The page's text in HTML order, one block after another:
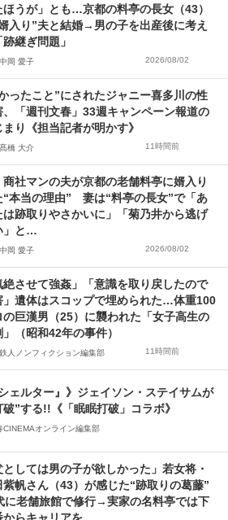
ほうが」とも…京都の料亭の長女（43）
入り”夫と結婚→男の子を出産後に考え
跡継ぎ問題」
中岡 愛子 2026/08/02
ったこと”にされたジャニー喜多川の性
、「週刊文春」33週キャンペーン報道の
まり《担当記者が明かす》
髙橋 大介 11時間前
商社マンの夫が京都の老舗料亭に婿入り
“本当の理由” 妻は“料亭の長女”で「あ
は跡取りやさかいに」「菊乃井から逃げ
」と…
中岡 愛子 2026/08/02
絶させて強姦」「意識を取り戻したので
」遺体はスコップで埋められた…体重100
の巨漢男（25）に襲われた「女子高生の
（昭和42年の事件）
鉄人ノンフィクション編集部 11時間前
シェルター』》ジェイソン・ステイサムが
破”する!!《「眠眠打破」コラボ》
CINEMAオンライン編集部
としては男の子が欲しかった」若女将・
紫帆さん（43）が感じた“跡取りの葛藤”
に老舗旅館で修行→実家の名料亭では下
からキャリアを…